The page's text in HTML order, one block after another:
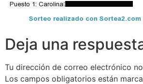
Deja una
Tu dirección de correo electrónico
Los campos obligatorios están